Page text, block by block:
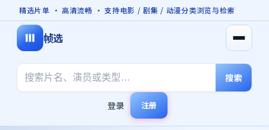
精选片单 · 高清流畅 · 支持电影 / 剧集 / 动漫分类浏览与检索
帧选 打开
搜索
登录 注册